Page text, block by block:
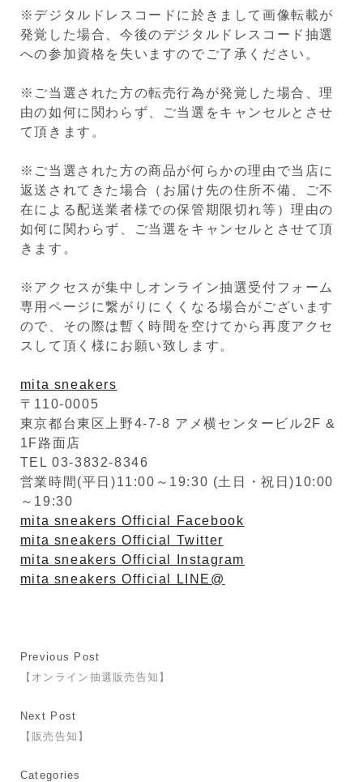
※デジタルドレスコードに於きまして画像転載が
発覚した場合、今後のデジタルドレスコード抽選
への参加資格を失いますのでご了承ください。
※ご当選された方の転売行為が発覚した場合、理
由の如何に関わらず、ご当選をキャンセルとさせ
て頂きます。
※ご当選された方の商品が何らかの理由で当店に
返送されてきた場合（お届け先の住所不備、ご不
在による配送業者様での保管期限切れ等）理由の
如何に関わらず、ご当選をキャンセルとさせて頂
きます。
※アクセスが集中しオンライン抽選受付フォーム
専用ページに繋がりにくくなる場合がございます
ので、その際は暫く時間を空けてから再度アクセ
スして頂く様にお願い致します。
mita sneakers
〒110-0005
東京都台東区上野4-7-8 アメ横センタービル2F &
1F路面店
TEL 03-3832-8346
営業時間(平日)11:00～19:30 (土日・祝日)10:00
～19:30
mita sneakers Official Facebook
mita sneakers Official Twitter
mita sneakers Official Instagram
mita sneakers Official LINE@
Previous Post
【オンライン抽選販売告知】
Next Post
【販売告知】
Categories